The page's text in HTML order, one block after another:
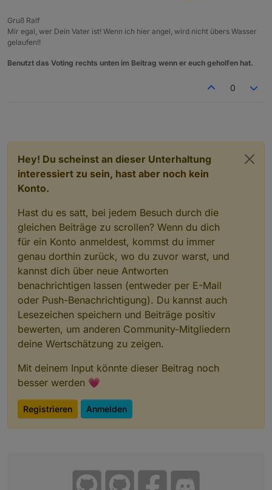
Gruß Ralf
Mir egal, wer Dein Vater ist! Wenn ich hier angel, wird nicht übers Wasser
gelaufen!!
Benutzt das Voting rechts unten im Beitrag wenn er euch geholfen hat.
0
Hey! Du scheinst an dieser Unterhaltung
interessiert zu sein, hast aber noch kein
Konto.
Hast du es satt, bei jedem Besuch durch die
gleichen Beiträge zu scrollen? Wenn du dich
für ein Konto anmeldest, kommst du immer
genau dorthin zurück, wo du zuvor warst, und
kannst dich über neue Antworten
benachrichtigen lassen (entweder per E-Mail
oder Push-Benachrichtigung). Du kannst auch
Lesezeichen speichern und Beiträge positiv
bewerten, um anderen Community-Mitgliedern
deine Wertschätzung zu zeigen.
Mit deinem Input könnte dieser Beitrag noch
besser werden 💗
Registrieren Anmelden